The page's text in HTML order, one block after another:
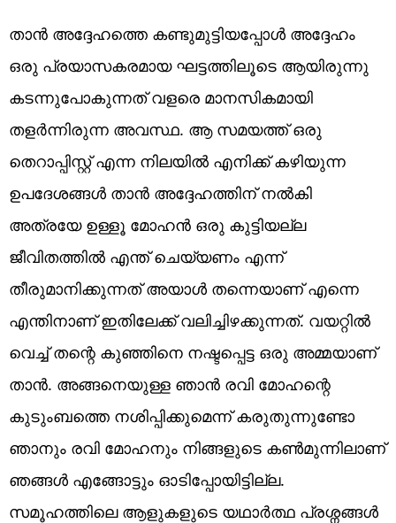
താൻ അദ്ദേഹത്തെ കണ്ടുമുട്ടിയപ്പോൾ അദ്ദേഹം
ഒരു പ്രയാസകരമായ ഘട്ടത്തിലൂടെ ആയിരുന്നു
കടന്നുപോകുന്നത് വളരെ മാനസികമായി
തളർന്നിരുന്ന അവസ്ഥ. ആ സമയത്ത് ഒരു
തെറാപ്പിസ്റ്റ് എന്ന നിലയിൽ എനിക്ക് കഴിയുന്ന
ഉപദേശങ്ങൾ താൻ അദ്ദേഹത്തിന് നൽകി
അത്രയേ ഉള്ളൂ മോഹൻ ഒരു കുട്ടിയല്ല
ജീവിതത്തിൽ എന്ത് ചെയ്യണം എന്ന്
തീരുമാനിക്കുന്നത് അയാൾ തന്നെയാണ് എന്നെ
എന്തിനാണ് ഇതിലേക്ക് വലിച്ചിഴക്കുന്നത്. വയറ്റിൽ
വെച്ച് തന്റെ കുഞ്ഞിനെ നഷ്ടപ്പെട്ട ഒരു അമ്മയാണ്
താൻ. അങ്ങനെയുള്ള ഞാൻ രവി മോഹന്റെ
കുടുംബത്തെ നശിപ്പിക്കുമെന്ന് കരുതുന്നുണ്ടോ
ഞാനും രവി മോഹനും നിങ്ങളുടെ കൺമുന്നിലാണ്
ഞങ്ങൾ എങ്ങോട്ടും ഓടിപ്പോയിട്ടില്ല.
സമൂഹത്തിലെ ആളുകളുടെ യഥാർത്ഥ പ്രശ്നങ്ങൾ